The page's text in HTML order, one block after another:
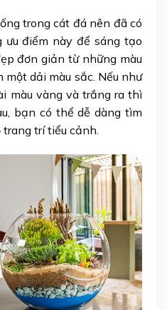
trong cát đá nên đã có
ưu điểm này để sáng tạo
đơn giản từ những màu
dải màu sắc. Nếu như
màu vàng và trắng ra thì
bạn có thể dễ dàng tìm
trí tiểu cảnh.